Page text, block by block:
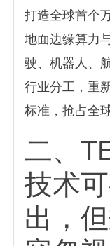
打造全球首个
地面边缘算力
驶、机器人、
行业分工，重
标准，抢占全
二、
技术
出，